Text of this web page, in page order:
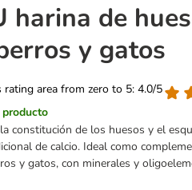
harina de
y gatos
rating area from zero to 5: 4.0/5
constitución de los huesos y el
de calcio. Ideal como
y gatos, con minerales y